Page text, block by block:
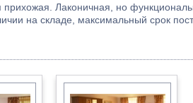
Лаконичная, но
на складе, максимальный срок